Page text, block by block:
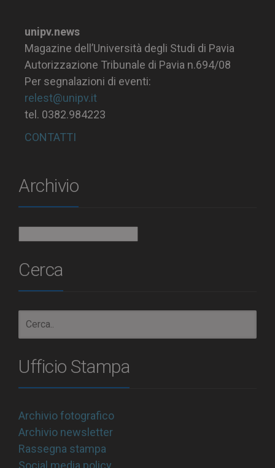
unipv.news
Magazine dell’Università degli Studi di Pavia
Autorizzazione Tribunale di Pavia n.694/08
Per segnalazioni di eventi:
relest@unipv.it
tel. 0382.984223
CONTATTI
Archivio
Cerca
Ufficio Stampa
Archivio fotografico
Archivio newsletter
Rassegna stampa
Social media policy